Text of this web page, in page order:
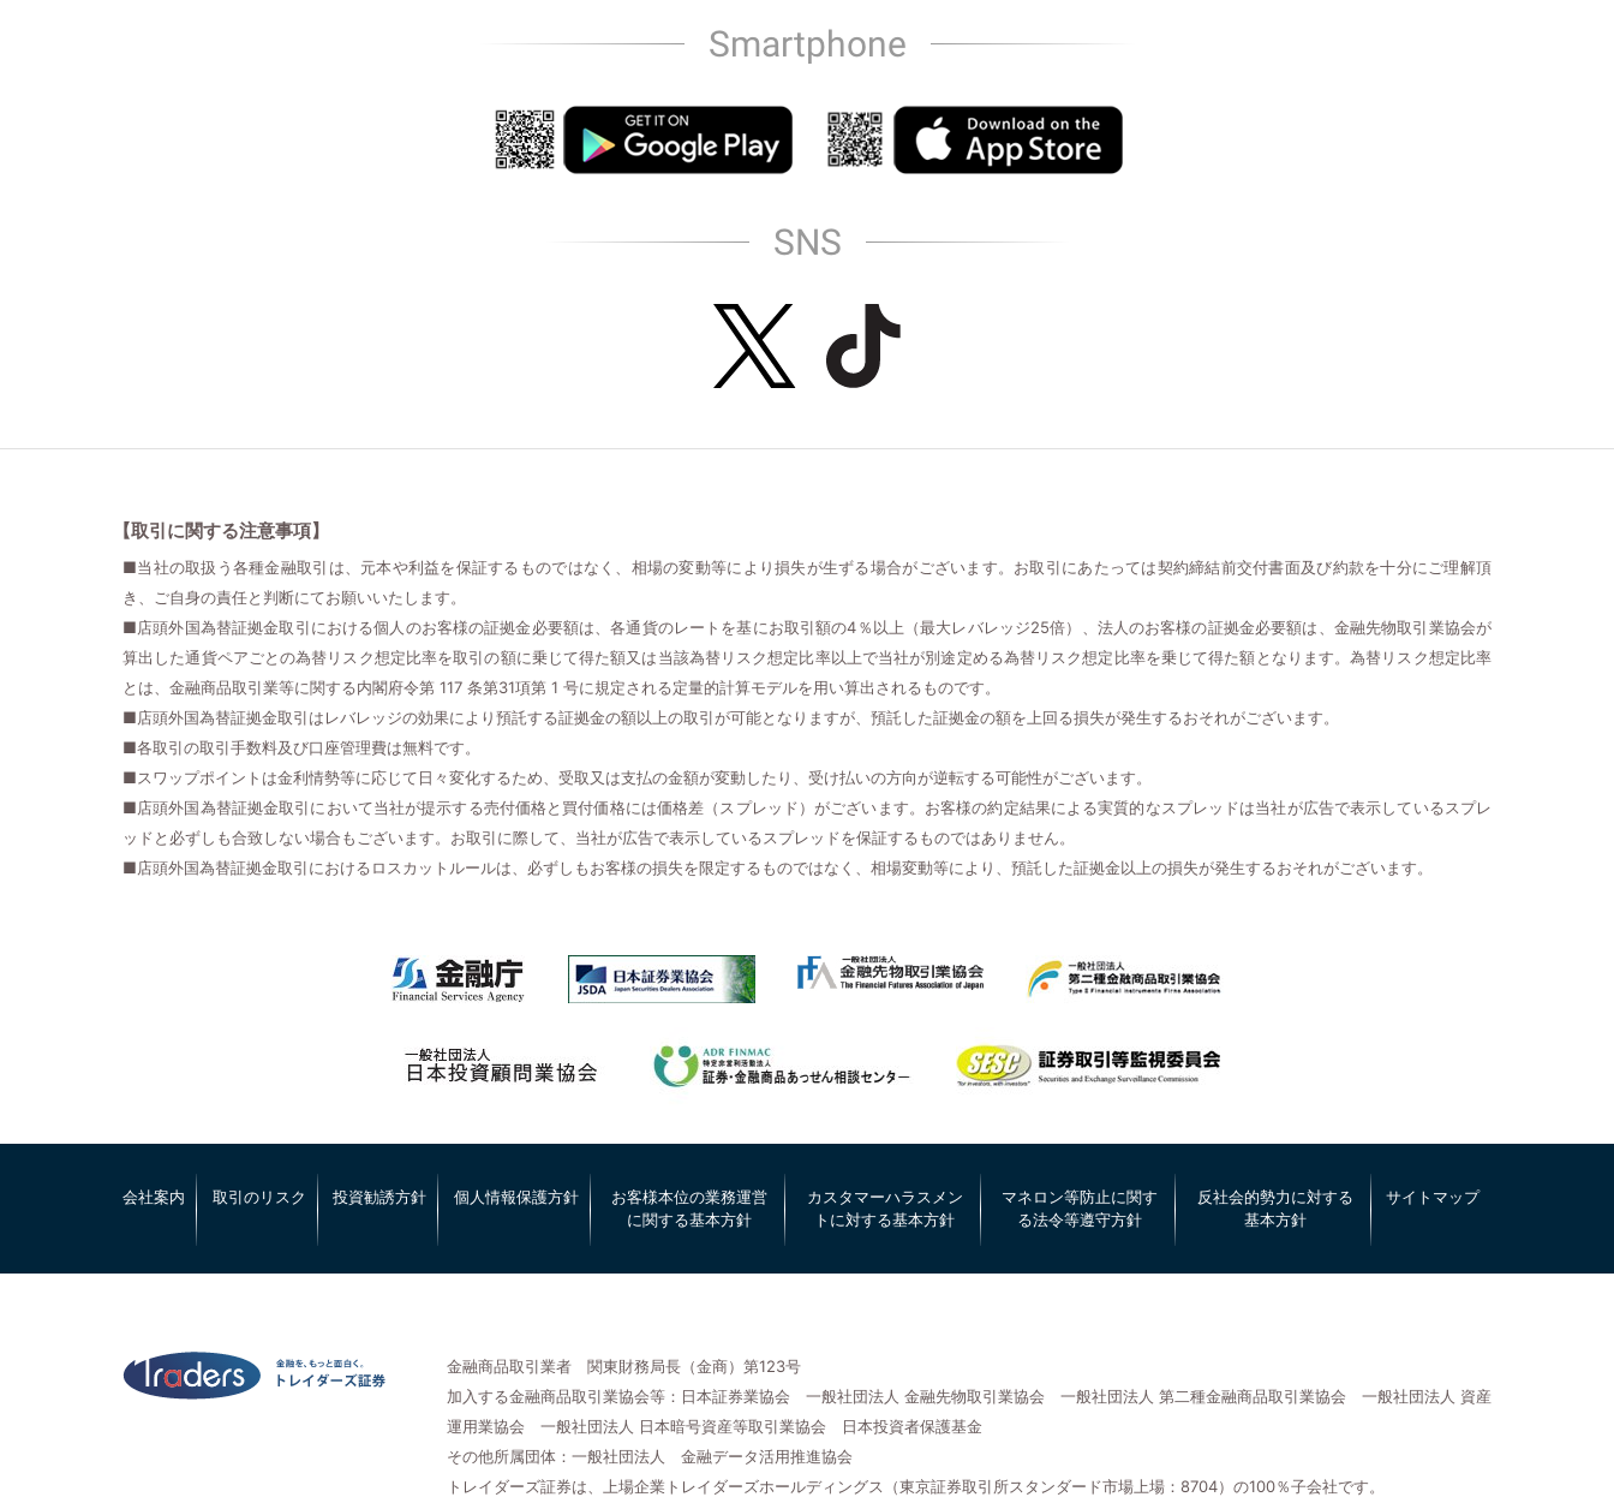
Smartphone
SNS
【取引に関する注意事項】
■当社の取扱う各種金融取引は、元本や利益を保証するものではなく、相場の変動等により損失が生ずる場合がございます。お取引にあたっては契約締結前交付書面及び約款を十分にご理解頂
き、ご自身の責任と判断にてお願いいたします。
■店頭外国為替証拠金取引における個人のお客様の証拠金必要額は、各通貨のレートを基にお取引額の4％以上（最大レバレッジ25倍）、法人のお客様の証拠金必要額は、金融先物取引業協会が
算出した通貨ペアごとの為替リスク想定比率を取引の額に乗じて得た額又は当該為替リスク想定比率以上で当社が別途定める為替リスク想定比率を乗じて得た額となります。為替リスク想定比率
とは、金融商品取引業等に関する内閣府令第 117 条第31項第 1 号に規定される定量的計算モデルを用い算出されるものです。
■店頭外国為替証拠金取引はレバレッジの効果により預託する証拠金の額以上の取引が可能となりますが、預託した証拠金の額を上回る損失が発生するおそれがございます。
■各取引の取引手数料及び口座管理費は無料です。
■スワップポイントは金利情勢等に応じて日々変化するため、受取又は支払の金額が変動したり、受け払いの方向が逆転する可能性がございます。
■店頭外国為替証拠金取引において当社が提示する売付価格と買付価格には価格差（スプレッド）がございます。お客様の約定結果による実質的なスプレッドは当社が広告で表示しているスプレ
ッドと必ずしも合致しない場合もございます。お取引に際して、当社が広告で表示しているスプレッドを保証するものではありません。
■店頭外国為替証拠金取引におけるロスカットルールは、必ずしもお客様の損失を限定するものではなく、相場変動等により、預託した証拠金以上の損失が発生するおそれがございます。
会社案内 取引のリスク 投資勧誘方針 個人情報保護方針
お客様本位の業務運営
に関する基本方針
カスタマーハラスメン
トに対する基本方針
マネロン等防止に関す
る法令等遵守方針
反社会的勢力に対する
基本方針
サイトマップ
金融商品取引業者 関東財務局長（金商）第123号
加入する金融商品取引業協会等：日本証券業協会 一般社団法人 金融先物取引業協会 一般社団法人 第二種金融商品取引業協会 一般社団法人 資産
運用業協会 一般社団法人 日本暗号資産等取引業協会 日本投資者保護基金
その他所属団体：一般社団法人 金融データ活用推進協会
トレイダーズ証券は、上場企業トレイダーズホールディングス（東京証券取引所スタンダード市場上場：8704）の100％子会社です。